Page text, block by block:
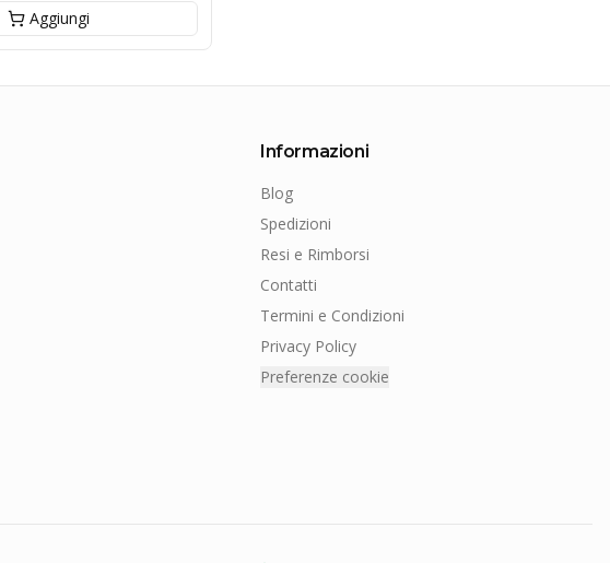
Aggiungi
Informazioni
Blog
Spedizioni
Resi e Rimborsi
Contatti
Termini e Condizioni
Privacy Policy
Preferenze cookie